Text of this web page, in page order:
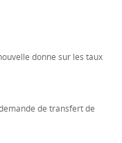
donne sur les taux
de transfert de